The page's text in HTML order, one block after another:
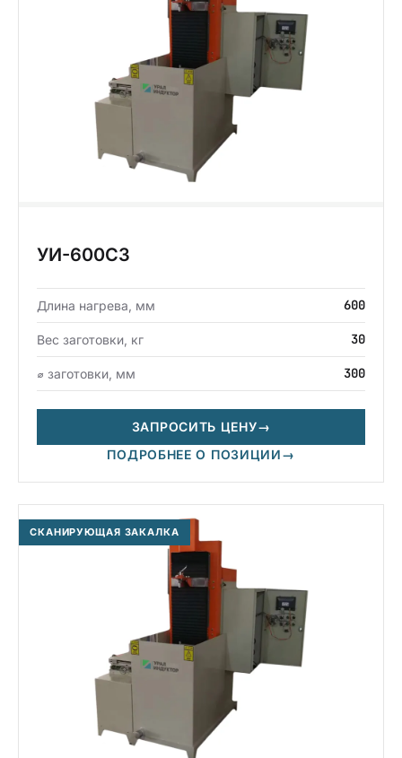
УИ-600СЗ
Длина нагрева, мм 600
Вес заготовки, кг 30
⌀ заготовки, мм 300
ЗАПРОСИТЬ ЦЕНУ→
ПОДРОБНЕЕ О ПОЗИЦИИ→
СКАНИРУЮЩАЯ ЗАКАЛКА